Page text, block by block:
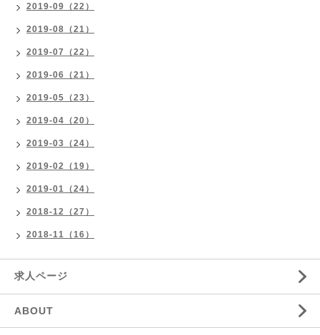
2019-09（22）
2019-08（21）
2019-07（22）
2019-06（21）
2019-05（23）
2019-04（20）
2019-03（24）
2019-02（19）
2019-01（24）
2018-12（27）
2018-11（16）
求人ページ
ABOUT